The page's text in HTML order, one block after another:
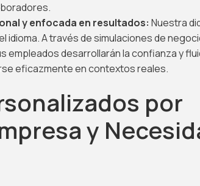
y enfocada en resultados: Nuestra
idioma. A través de simulaciones de
empleados desarrollarán la confianza y
eficazmente en contextos reales.
por
y